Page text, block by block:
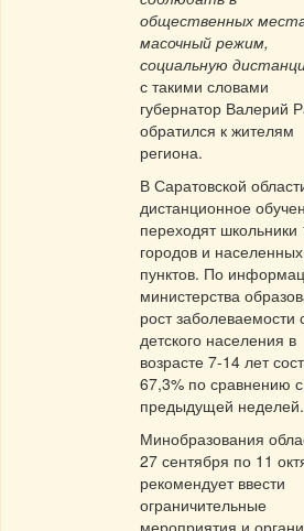
общественных
масочный режим,
социальную
с такими словами
губернатор Валерий
обратился к жителям
региона.
В Саратовской
дистанционное
переходят школьники
городов и населенных
пунктов. По
министерства
рост заболеваемости
детского населения в
возрасте 7-14 лет
67,3% по сравнению с
предыдущей неделей.
Минобразования
27 сентября по 11
рекомендует ввести
ограничительные